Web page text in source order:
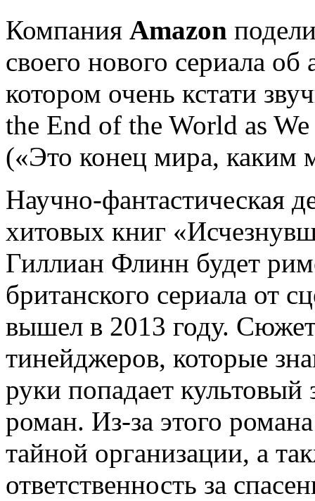
Компания Amazon
своего нового сериала
котором очень кстати
the End of the World as
(«Это конец мира, каким
Научно-фантастическая
хитовых книг
Гиллиан Флинн будет
британского сериала от
вышел в 2013 году. Сюжет
тинейджеров, которые
руки попадает
роман. Из-за этого
тайной организации, а
ответственность за